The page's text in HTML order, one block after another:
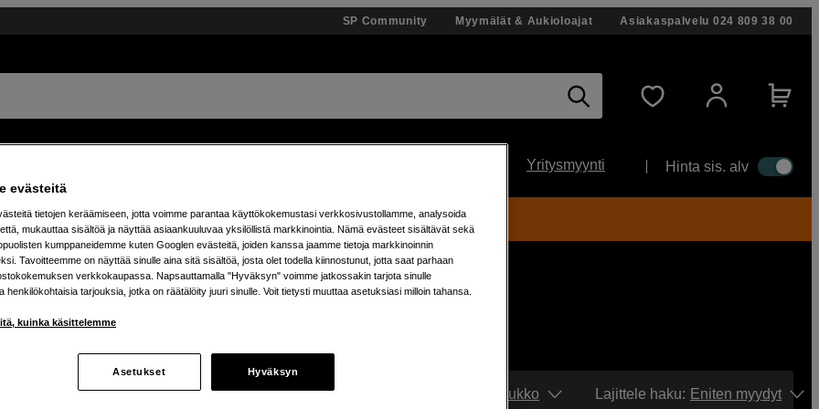
SP Community Myymälät & Aukioloajat Asiakaspalvelu 024 809 38 00
Yritysmyynti Hinta sis. alv
Ruudukko Lajittele haku: Eniten myydyt
% alennusta teenage engineering -tuotteista – 7.8. asti!
evästeitä
tietojen keräämiseen, jotta voimme parantaa käyttökokemustasi verkkosivustollamme, analysoida
mukauttaa sisältöä ja näyttää asiaankuuluvaa yksilöllistä markkinointia. Nämä evästeet sisältävät sekä
kumppaneidemme kuten Googlen evästeitä, joiden kanssa jaamme tietoja markkinoinnin
Tavoitteemme on näyttää sinulle aina sitä sisältöä, josta olet todella kiinnostunut, jotta saat parhaan
verkkokaupassa. Napsauttamalla "Hyväksyn" voimme jatkossakin tarjota sinulle
henkilökohtaisia tarjouksia, jotka on räätälöity juuri sinulle. Voit tietysti muuttaa asetuksiasi milloin tahansa.
kuinka käsittelemme
Asetukset Hyväksyn